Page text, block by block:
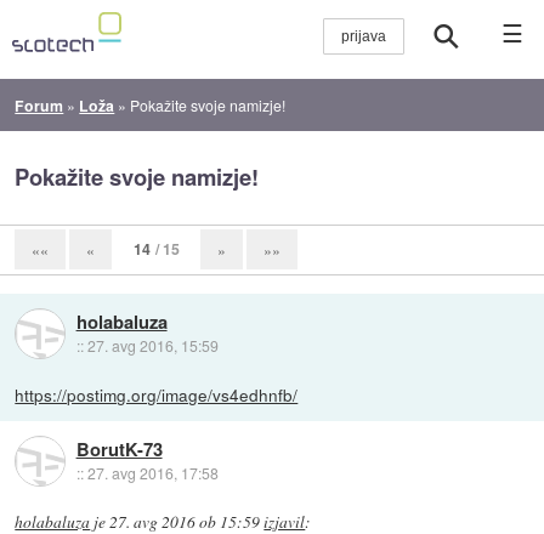
☰
Forum » Loža » Pokažite svoje namizje!
Pokažite svoje namizje!
«« « 14 / 15 » »»
holabaluza
::27. avg 2016, 15:59
https://postimg.org/image/vs4edhnfb/
BorutK-73
::27. avg 2016, 17:58
holabaluza je27. avg 2016 ob 15:59izjavil: